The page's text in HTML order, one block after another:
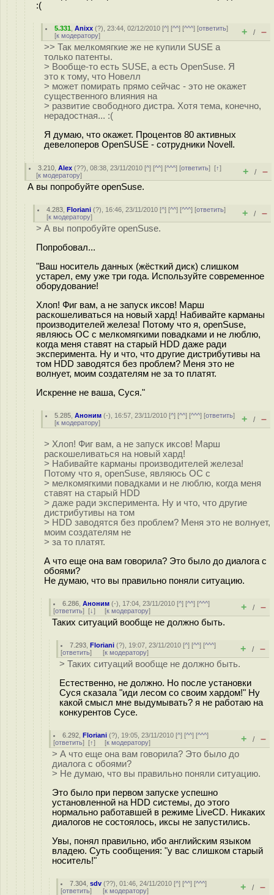
:(
5.331 ,Anixx (?), 23:44, 02/12/2010 [^] [^^] [^^^] [ответить]
[к модератору] + / –
>> Так мелкомягкие же не купили SUSE а
только патенты.
> Вообще-то есть SUSE, а есть OpenSuse. Я
это к тому, что Новелл
> может помирать прямо сейчас - это не окажет
существенного влияния на
> развитие свободного дистра. Хотя тема, конечно,
нерадостная... :(
Я думаю, что окажет. Процентов 80 активных
девелоперов OpenSUSE - сотрудники Novell.
3.210 ,Alex (??), 08:38, 23/11/2010 [^] [^^] [^^^] [ответить][↑]
[к модератору] + / –
А вы попробуйте openSuse.
4.283 ,Floriani (?), 16:46, 23/11/2010 [^] [^^] [^^^] [ответить]
[к модератору] + / –
> А вы попробуйте openSuse.
Попробовал...
"Ваш носитель данных (жёсткий диск) слишком
устарел, ему уже три года. Используйте современное
оборудование!
Хлоп! Фиг вам, а не запуск иксов! Марш
раскошеливаться на новый хард! Набивайте карманы
производителей железа! Потому что я, openSuse,
являюсь ОС с мелкомягкими повадками и не люблю,
когда меня ставят на старый HDD даже ради
эксперимента. Ну и что, что другие дистрибутивы на
том HDD заводятся без проблем? Меня это не
волнует, моим создателям не за то платят.
Искренне не ваша, Суся."
5.285 ,Аноним (-), 16:57, 23/11/2010 [^] [^^] [^^^] [ответить]
[к модератору] + / –
> Хлоп! Фиг вам, а не запуск иксов! Марш
раскошеливаться на новый хард!
> Набивайте карманы производителей железа!
Потому что я, openSuse, являюсь ОС с
> мелкомягкими повадками и не люблю, когда меня
ставят на старый HDD
> даже ради эксперимента. Ну и что, что другие
дистрибутивы на том
> HDD заводятся без проблем? Меня это не волнует,
моим создателям не
> за то платят.
А что еще она вам говорила? Это было до диалога с
обоями?
Не думаю, что вы правильно поняли ситуацию.
6.286 ,Аноним (-), 17:04, 23/11/2010 [^] [^^] [^^^]
[ответить] [↓] [к модератору] + / –
Таких ситуаций вообще не должно быть.
7.293 ,Floriani (?), 19:07, 23/11/2010 [^] [^^] [^^^]
[ответить] [к модератору] + / –
> Таких ситуаций вообще не должно быть.
Естественно, не должно. Но после установки
Суся сказала "иди лесом со своим хардом!" Ну
какой смысл мне выдумывать? я не работаю на
конкурентов Сусе.
6.292 ,Floriani (?), 19:05, 23/11/2010 [^] [^^] [^^^]
[ответить] [↑] [к модератору] + / –
> А что еще она вам говорила? Это было до
диалога с обоями?
> Не думаю, что вы правильно поняли ситуацию.
Это было при первом запуске успешно
установленной на HDD системы, до этого
нормально работавшей в режиме LiveCD. Никаких
диалогов не состоялось, иксы не запустились.
Увы, понял правильно, ибо английским языком
владею. Суть сообщения: "у вас слишком старый
носитель!"
7.304 ,sdv (??), 01:46, 24/11/2010 [^] [^^] [^^^]
[ответить] [к модератору] + / –